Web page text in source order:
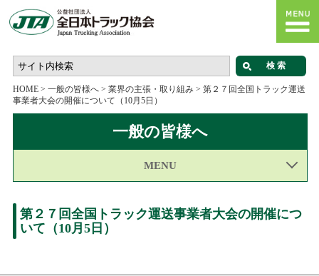
HOME> 一般の皆様へ> 業界の主張・取り組み> 第２７回全国トラック運送
事業者大会の開催について（10月5日）
一般の皆様へ
MENU
第２７回全国トラック運送事業者大会の開催につ
いて（10月5日）